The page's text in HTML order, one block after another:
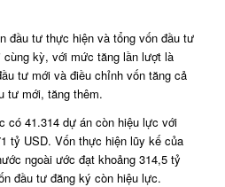
đầu tư thực hiện và tổng vốn đầu tư
kỳ, với mức tăng lần lượt là
tư mới và điều chỉnh vốn tăng cả
tư mới, tăng thêm.
có 41.314 dự án còn hiệu lực với
tỷ USD. Vốn thực hiện lũy kế của
ngoài ước đạt khoảng 314,5 tỷ
đầu tư đăng ký còn hiệu lực.